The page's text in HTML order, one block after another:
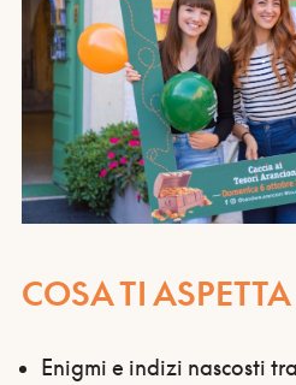
COSA TI ASPETTA
Enigmi e indizi nascosti